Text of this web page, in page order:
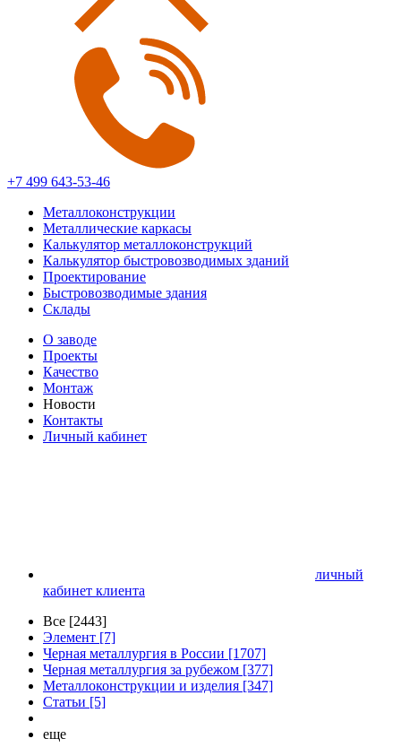
+7 499 643-53-46
Металлоконструкции
Металлические каркасы
Калькулятор металлоконструкций
Калькулятор быстровозводимых зданий
Проектирование
Быстровозводимые здания
Склады
О заводе
Проекты
Качество
Монтаж
Новости
Контакты
Личный кабинет
личный
кабинет клиента
Все [2443]
Элемент [7]
Черная металлургия в России [1707]
Черная металлургия за рубежом [377]
Металлоконструкции и изделия [347]
Статьи [5]
еще